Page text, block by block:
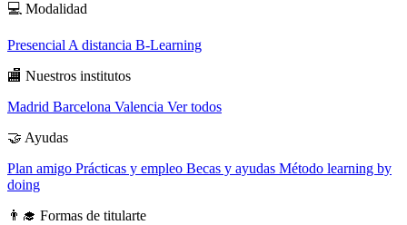
💻 Modalidad
Presencial A distancia B-Learning
🏬 Nuestros institutos
Madrid Barcelona Valencia Ver todos
🤝 Ayudas
Plan amigo Prácticas y empleo Becas y ayudas Método learning by
doing
👨‍🎓 Formas de titularte